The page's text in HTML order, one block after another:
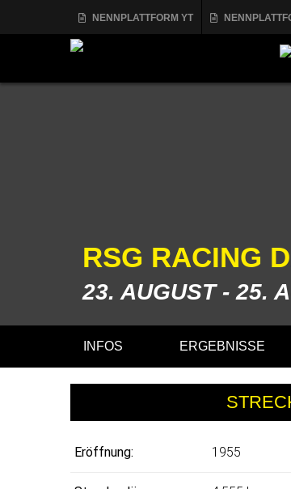
NENNPLATTFORM YT
RSG RACING
23. AUGUST - 25.
INFOS ERGEBNISSE
Eröffnung: 1955